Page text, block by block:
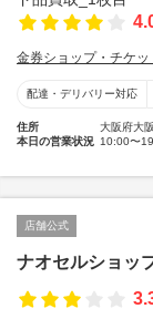
金券ショップ・チケ
配達・デリバリー対応
住所
大阪府大
本日の営業状況 10:00〜
店舗公式
ナオセルショッ